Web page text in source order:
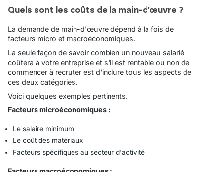
Quels sont les coûts de la main-d'œuvre ?
La demande de main-d'œuvre dépend à la fois de
facteurs micro et macroéconomiques.
La seule façon de savoir combien un nouveau salarié
coûtera à votre entreprise et s'il est rentable ou non de
commencer à recruter est d'inclure tous les aspects de
ces deux catégories.
Voici quelques exemples pertinents.
Facteurs microéconomiques :
Le salaire minimum
Le coût des matériaux
Facteurs spécifiques au secteur d'activité